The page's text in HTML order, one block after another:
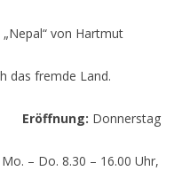
von Hartmut
das fremde Land.
Eröffnung: Donnerstag
– Do. 8.30 – 16.00 Uhr,